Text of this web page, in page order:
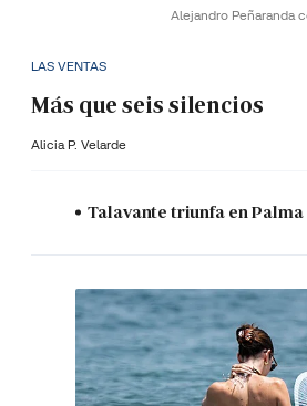
Alejandro Peñaranda
LAS VENTAS
Más que seis silencios
Alicia P. Velarde
Talavante triunfa en